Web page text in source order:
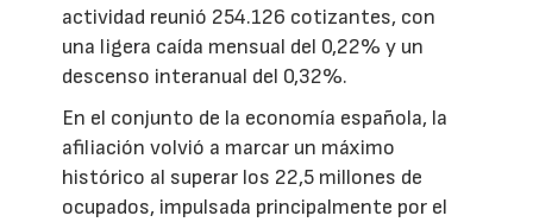
actividad reunió 254.126 cotizantes, con
una ligera caída mensual del 0,22% y un
descenso interanual del 0,32%.
En el conjunto de la economía española, la
afiliación volvió a marcar un máximo
histórico al superar los 22,5 millones de
ocupados, impulsada principalmente por el